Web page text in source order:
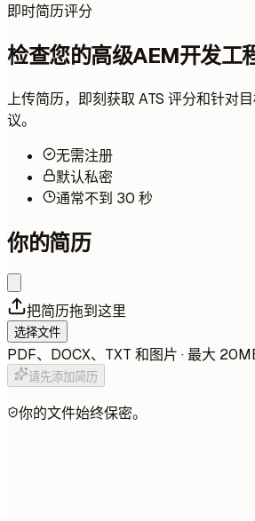
即时简历评分
检查您的高级AEM开发工
上传简历，即刻获取 ATS 评分和针对
议。
无需注册
默认私密
通常不到 30 秒
你的简历
把简历拖到这里
选择文件
PDF、DOCX、TXT 和图片 · 最大
请先添加简历
你的文件始终保密。